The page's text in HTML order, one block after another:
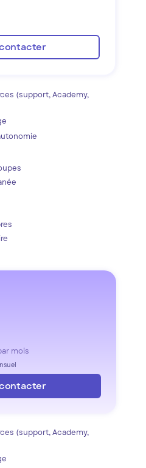
(support, Academy,
mois
(support, Academy,